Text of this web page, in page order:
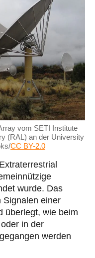
vom SETI Institute
(RAL) an der University
CC BY-2.0
wurde. Das
Signalen einer
überlegt, wie beim
in der
werden